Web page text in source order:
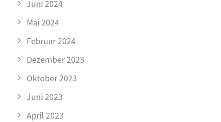
Juni 2024
Mai 2024
Februar 2024
Dezember 2023
Oktober 2023
Juni 2023
April 2023